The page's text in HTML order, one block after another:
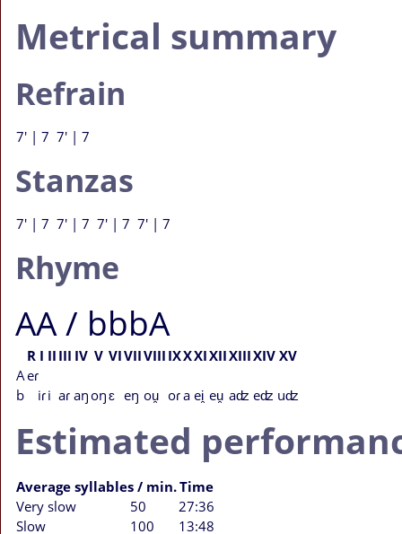
Metrical summary
Refrain
7' | 7 7' | 7
Stanzas
7' | 7 7' | 7 7' | 7 7' | 7
Rhyme
AA / bbbA
R I II III IV V VIVIIVIII IXXXIXIIXIIIXIV XV
Aeɾ
b
iɾi aɾ aŋoŋɛ eŋ ou̯ oɾa ei̯ eu̯ aʣ eʣ uʣ
Estimated
Average syllables / min.Time
Very slow
50
27:36
Slow
100
13:48